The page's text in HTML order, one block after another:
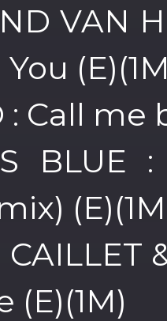
VAN
: Call me
BLUE
CAILLET
(E)(1M)